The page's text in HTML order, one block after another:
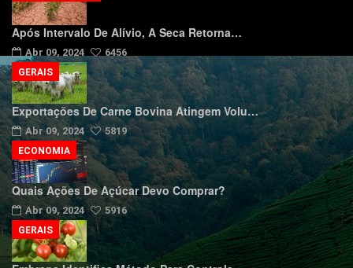
Após Intervalo De Alívio, A Seca Retorna…
Abr 09, 2024 6456
Exportações De Carne Bovina Atingem Volu…
Abr 09, 2024 5819
GERAIS
Quais Ações De Açúcar Devo Comprar?
Abr 09, 2024 5916
ECONOMIA
GERAIS